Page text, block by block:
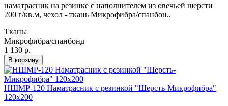
наматрасник на резинке с наполнителем из овечьей шерсти
200 г/кв.м, чехол - ткань Микрофибра/спанбон..
Ткань:
Микрофибра/спанбонд
1 130 р.
В корзину
НШМР-120 Наматрасник с резинкой "Шерсть-Микрофибра"
120х200